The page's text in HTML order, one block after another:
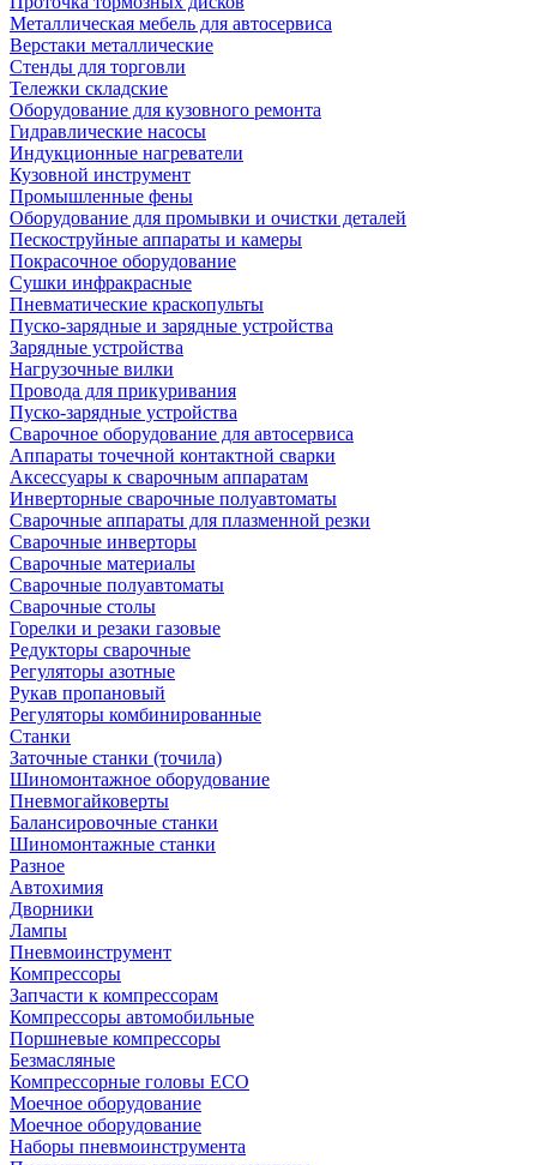
Металлическая мебель для автосервиса
Верстаки металлические
Стенды для торговли
Тележки складские
Оборудование для кузовного ремонта
Гидравлические насосы
Индукционные нагреватели
Кузовной инструмент
Промышленные фены
Оборудование для промывки и очистки деталей
Пескоструйные аппараты и камеры
Покрасочное оборудование
Сушки инфракрасные
Пневматические краскопульты
Пуско-зарядные и зарядные устройства
Зарядные устройства
Нагрузочные вилки
Провода для прикуривания
Пуско-зарядные устройства
Сварочное оборудование для автосервиса
Аппараты точечной контактной сварки
Аксессуары к сварочным аппаратам
Инверторные сварочные полуавтоматы
Сварочные аппараты для плазменной резки
Сварочные инверторы
Сварочные материалы
Сварочные полуавтоматы
Сварочные столы
Горелки и резаки газовые
Редукторы сварочные
Регуляторы азотные
Рукав пропановый
Регуляторы комбинированные
Станки
Заточные станки (точила)
Шиномонтажное оборудование
Пневмогайковерты
Балансировочные станки
Шиномонтажные станки
Разное
Автохимия
Дворники
Лампы
Пневмоинструмент
Компрессоры
Запчасти к компрессорам
Компрессоры автомобильные
Поршневые компрессоры
Безмасляные
Компрессорные головы ECO
Моечное оборудование
Моечное оборудование
Наборы пневмоинструмента